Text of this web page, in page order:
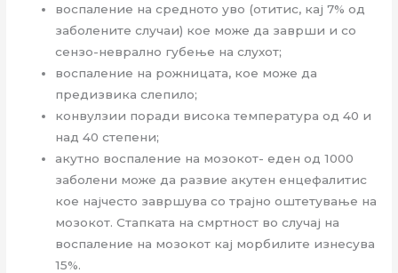
воспаление на средното уво (отитис, кај 7% од
заболените случаи) кое може да заврши и со
сензо-неврално губење на слухот;
воспаление на рожницата, кое може да
предизвика слепило;
конвулзии поради висока температура од 40 и
над 40 степени;
акутно воспаление на мозокот- еден од 1000
заболени може да развие акутен енцефалитис
кое најчесто завршува со трајно оштетување на
мозокот. Стапката на смртност во случај на
воспаление на мозокот кај морбилите изнесува
15%.